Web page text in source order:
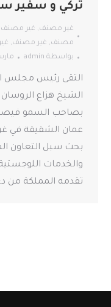
تركي و سفير
غير مصنف, غير مصنف
مصنف, غير مصنف,
بواسطة admin مارس 8,
التقى رئيس مجلس
الشيخ هزاع الروسان
بصاحب السمو
عمان الشقيقة في
بحث سبل التعاون
والخدمات
تقدمه المملكة من